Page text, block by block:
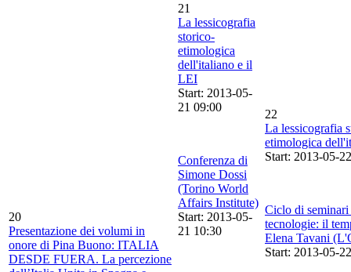
20
Presentazione dei volumi in
onore di Pina Buono: ITALIA
DESDE FUERA. La percezione
21
La lessicografia
storico-
etimologica
dell'italiano e il
LEI
Start: 2013-05-
21 09:00
Conferenza di
Simone Dossi
(Torino World
Affairs Institute)
Start: 2013-05-
21 10:30
22
La lessicografia
etimologica
Start: 2013-05-
Ciclo di
tecnologie: il
Elena Tavani
Start: 2013-05-